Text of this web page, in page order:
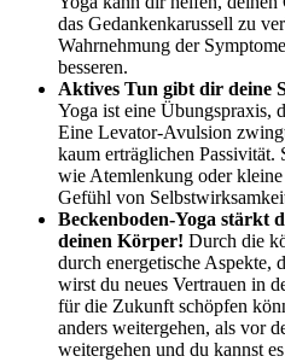
das Gedankenkarussell zu
Wahrnehmung der
besseren.
Aktives Tun gibt dir deine
Yoga ist eine Übungspraxis,
Eine Levator-Avulsion
kaum erträglichen Passivität.
wie Atemlenkung oder
Gefühl von
Beckenboden-Yoga stärkt
deinen Körper! Durch die
durch energetische Aspekte,
wirst du neues Vertrauen in
für die Zukunft schöpfen
anders weitergehen, als vor
weitergehen und du kannst